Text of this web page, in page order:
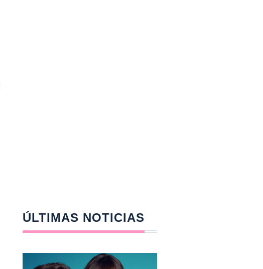
ÚLTIMAS NOTICIAS